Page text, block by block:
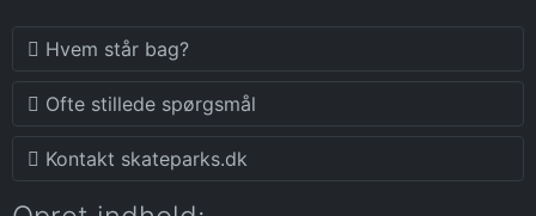
Hvem står bag?
Ofte stillede spørgsmål
Kontakt skateparks.dk